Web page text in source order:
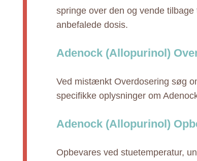
springe over den og vende
anbefalede dosis.
Adenock (Allopurinol)
Ved mistænkt Overdosering søg
specifikke oplysninger om
Adenock (Allopurinol)
Opbevares ved stuetemperatur,